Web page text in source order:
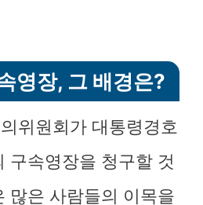
영장, 그 배경은?
위원회가 대통령경호
구속영장을 청구할 것
많은 사람들의 이목을